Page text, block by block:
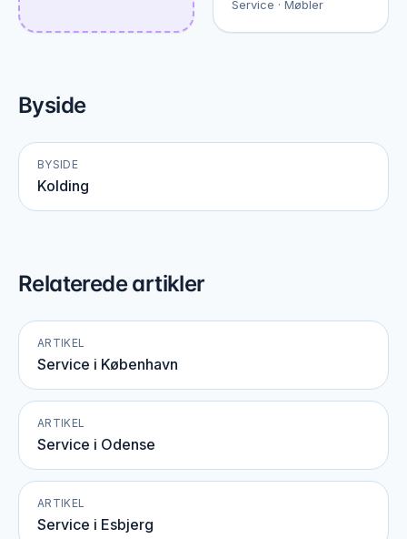
Service · Møbler
Byside
BYSIDE
Kolding
Relaterede artikler
ARTIKEL
Service i København
ARTIKEL
Service i Odense
ARTIKEL
Service i Esbjerg